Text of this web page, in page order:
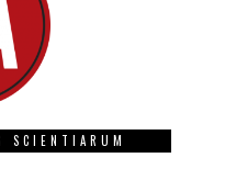
SCIENTIARUM